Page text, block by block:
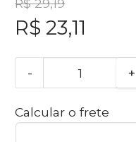
R$ 29,19
R$ 23,11
- +
Calcular o frete